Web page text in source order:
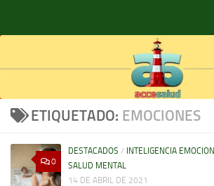
ETIQUETADO: EMOCIONES
0
DESTACADOS / INTELIGENCIA
SALUD MENTAL
14 DE ABRIL DE 2021